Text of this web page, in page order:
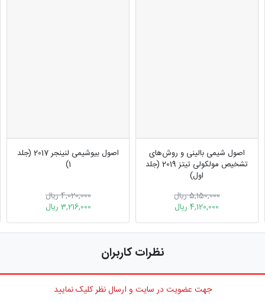
اصول شیمی بالینی و روش‌های
تشخیص مولکولی تیتز 2019 (جلد
اول)
5,150,000 ریال
4,120,000 ریال
اصول بیوشیمی لنینجر 2017 (جلد
1)
4,020,000 ریال
3,216,000 ریال
نظرات کاربران
جهت عضویت در سایت و ارسال نظر کلیک نمایید